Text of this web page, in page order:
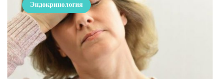
Эндокринология